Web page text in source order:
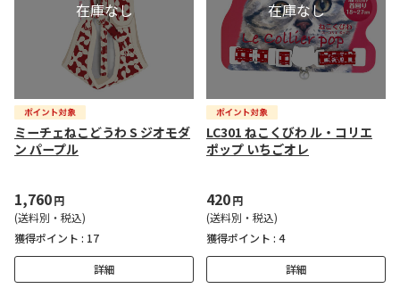
ミーチェねこどうわ S ジオモダ
ン パープル
1,760円
(送料別・税込)
獲得ポイント : 17
詳細
LC301 ねこくびわ ル・コリエ
ポップ いちごオレ
420円
(送料別・税込)
獲得ポイント : 4
詳細